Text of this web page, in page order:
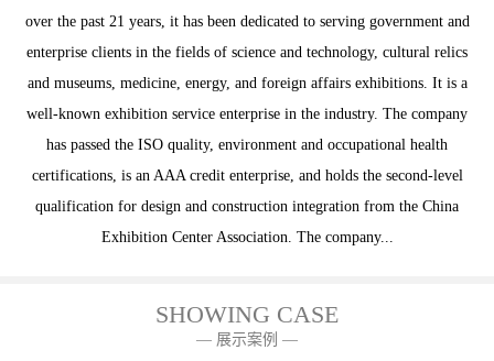
over the past 21 years, it has been dedicated to serving government and
enterprise clients in the fields of science and technology, cultural relics
and museums, medicine, energy, and foreign affairs exhibitions. It is a
well-known exhibition service enterprise in the industry. The company
has passed the ISO quality, environment and occupational health
certifications, is an AAA credit enterprise, and holds the second-level
qualification for design and construction integration from the China
Exhibition Center Association. The company...
SHOWING CASE
— 展示案例 —